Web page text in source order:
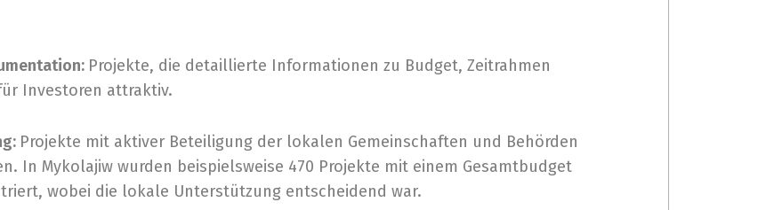
Projekte, die detaillierte Informationen zu Budget, Zeitrahmen
Investoren attraktiv.
Projekte mit aktiver Beteiligung der lokalen Gemeinschaften und Behörden
In Mykolajiw wurden beispielsweise 470 Projekte mit einem Gesamtbudget
wobei die lokale Unterstützung entscheidend war.